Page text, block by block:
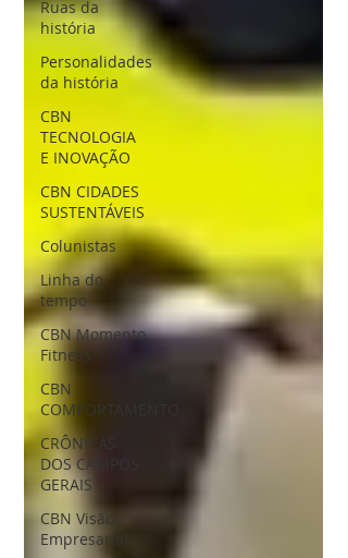
Ruas da
história
Personalidades
da história
CBN
TECNOLOGIA
E INOVAÇÃO
CBN CIDADES
SUSTENTÁVEIS
Colunistas
Linha do
tempo
CBN Momento
Fitness
CBN
COMPORTAMENTO
CRÔNICAS
DOS CAMPOS
GERAIS
CBN Visão
Empresarial